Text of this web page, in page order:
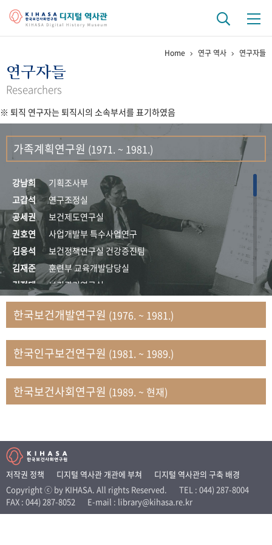
걸어온 길 기관 변천사
연구 역사
정책과 연구 키워드로 보는 연구 역사
연구자들
간행물 변천사
기록물 아카이브
사진 아카이브 문서 기록물 행정박물 영상 기록물
50+1주년 기념
성과 50선 숫자로 보는 50년
세계와 함께 한 KIHASA
VR 역사관
Home 연구 역사 연구자들
연구자들
Researchers
※ 퇴직 연구자는 퇴직시의 소속부서를 표기하였음
가족계획연구원 (1971. ~ 1981.)
강남희
기획조사부
고갑석
연구조정실
공세권
보건제도연구실
권호연
사업개발부 특수사업연구
김응석
보건정책연구실 건강증진팀
김재준
훈련부 교육개발담당실
김정태
보건관리연구실
김지자
연구부 사회개발담당실
김태룡
조사평가부 연구과
문현상
가족복지연구실 인구가족연구팀
박인화
보건정책연구실
박재빈
연구부 인구역학담당실
변종화
보건정책연구실 건강증진팀
송건용
보건정책연구실
송태민
정보통계연구실 빅데이터연구센터
신희설
사업개발부 국제협력연구실
이규식
의료보험연구실
이문기
훈련부
한국보건개발연구원 (1976. ~ 1981.)
한국인구보건연구원 (1981. ~ 1989.)
한국보건사회연구원 (1989. ~ 현재)
저작권 정책 디지털 역사관 개관에 부쳐
디지털 역사관의 구축 배경
Copyright ⓒ by KIHASA. All rights Reserved.
TEL : 044) 287-8004
FAX : 044) 287-8052
E-mail : library@kihasa.re.kr